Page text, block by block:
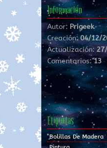
Información
Autor: Prigeek
Creación:04/12/
Actualización:
Comentarios:13
Etiquetas
Bolillas De Madera